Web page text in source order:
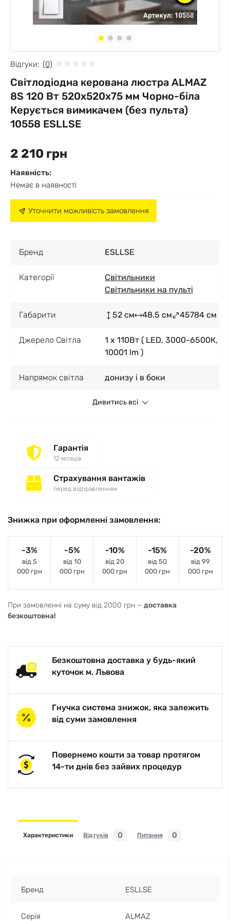
Відгуки: (0)
Cвітлодіодна керована люстра ALMAZ
8S 120 Вт 520x520x75 мм Чорно-біла
Керується вимикачем (без пульта)
10558 ESLLSE
2 210 грн
Наявність:
Немає в наявності
Уточнити можливість замовлення
Бренд ESLLSE
Категорії
Світильники
Світильники на пульті
Габарити 52 см 48.5 см 45784 см
Джерело Світла
1 x 110Вт ( LED, 3000-6500К,
10001 lm )
Напрямок світла донизу і в боки
Дивитись всі
Гарантія
12 місяців
Страхування вантажів
перед відправленням
Знижка при оформленні замовлення:
-3%
від 5
000 грн
-5%
від 10
000 грн
-10%
від 20
000 грн
-15%
від 50
000 грн
-20%
від 99
000 грн
При замовленні на суму від 2000 грн − доставка
безкоштовна!
Безкоштовна доставка у будь-який
куточок м. Львова
Гнучка система знижок, яка залежить
від суми замовлення
Повернемо кошти за товар протягом
14-ти днів без зайвих процедур
Характеристики Відгуків 0 Питання 0
Бренд ESLLSE
Серія ALMAZ